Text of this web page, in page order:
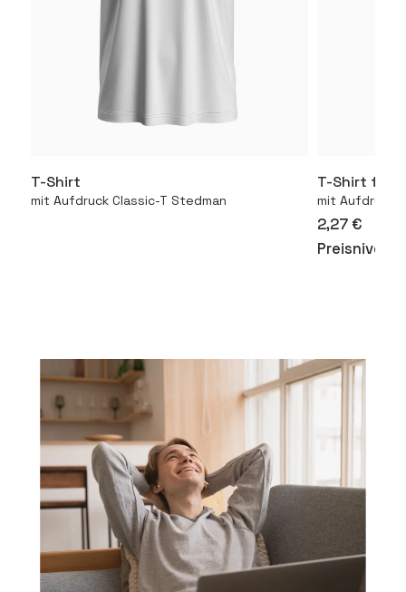
T-Shirt
mit Aufdruck Classic-T Stedman
T-Shirt für
mit Aufdruck
2,27 €
Preisniveau